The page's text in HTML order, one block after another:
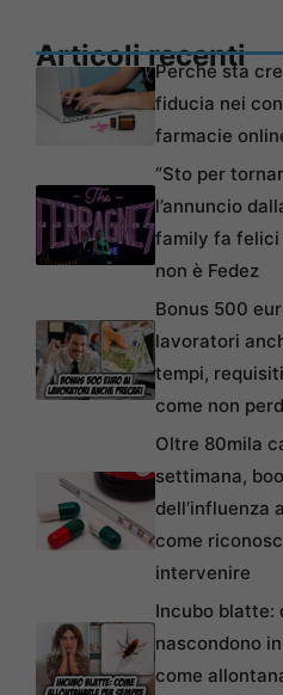
Articoli recenti
Perché sta
fiducia nei
farmacie
“Sto per
l’annuncio
family fa felici
non è Fedez
Bonus 500
lavoratori
tempi,
come non
Oltre 80mila
settimana,
dell’influenza
come
intervenire
Incubo blatte:
nascondono
come